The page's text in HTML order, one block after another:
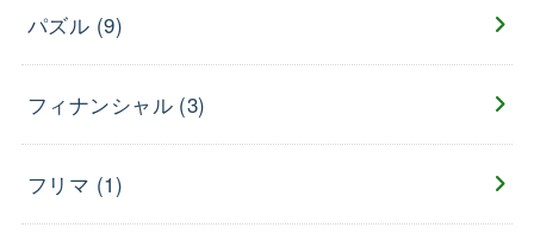
パズル (9)
フィナンシャル (3)
フリマ (1)